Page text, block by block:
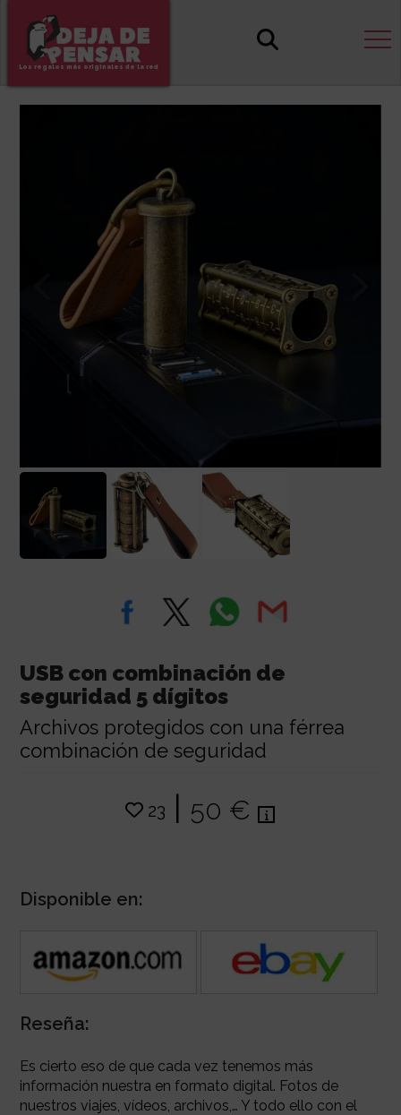
Los regalos más originales de la red
USB con combinación de
seguridad 5 dígitos
Archivos protegidos con una férrea
combinación de seguridad
23 | 50 €
Disponible en:
Reseña:
Es cierto eso de que cada vez tenemos más
información nuestra en formato digital. Fotos de
nuestros viajes, vídeos, archivos,… Y todo ello con el